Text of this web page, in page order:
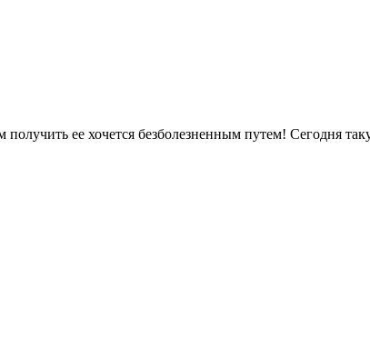
ее хочется безболезненным путем! Сегодня